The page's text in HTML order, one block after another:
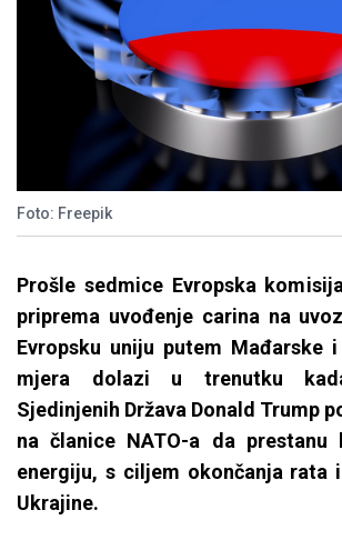
Foto: Freepik
Prošle sedmice Evropska
priprema uvođenje carina na
Evropsku uniju putem Mađarske
mjera dolazi u trenutku
Sjedinjenih Država Donald Trump
na članice NATO-a da prestanu
energiju, s ciljem okončanja rata
Ukrajine.